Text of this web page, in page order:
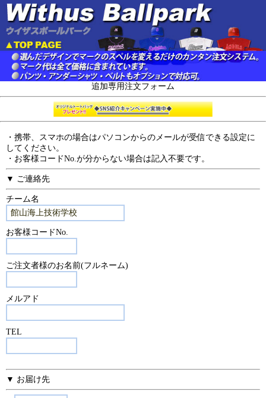
追加専用注文フォーム
・携帯、スマホの場合はパソコンからのメールが受信できる設定に
してください。
・お客様コードNo.が分からない場合は記入不要です。
▼ ご連絡先
チーム名
お客様コードNo.
ご注文者様のお名前(フルネーム)
メルアド
TEL
▼ お届け先